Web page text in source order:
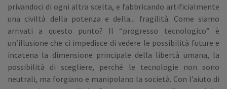
privandoci di ogni altra scelta, e fabbricando artificialmente
una civiltà della potenza e della... fragilità. Come siamo
arrivati a questo punto? Il “progresso tecnologico” è
un’illusione che ci impedisce di vedere le possibilità future e
incatena la dimensione principale della libertà umana, la
possibilità di scegliere, perché le tecnologie non sono
neutrali, ma forgiano e manipolano la società. Con l’aiuto di